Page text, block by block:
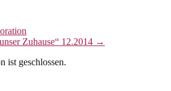
Zuhause“ 12.2014 →
ist geschlossen.